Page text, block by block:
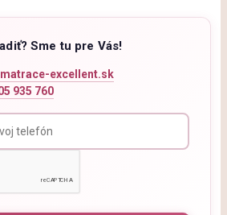
Sme tu pre Vás!
excellent.sk
935 760